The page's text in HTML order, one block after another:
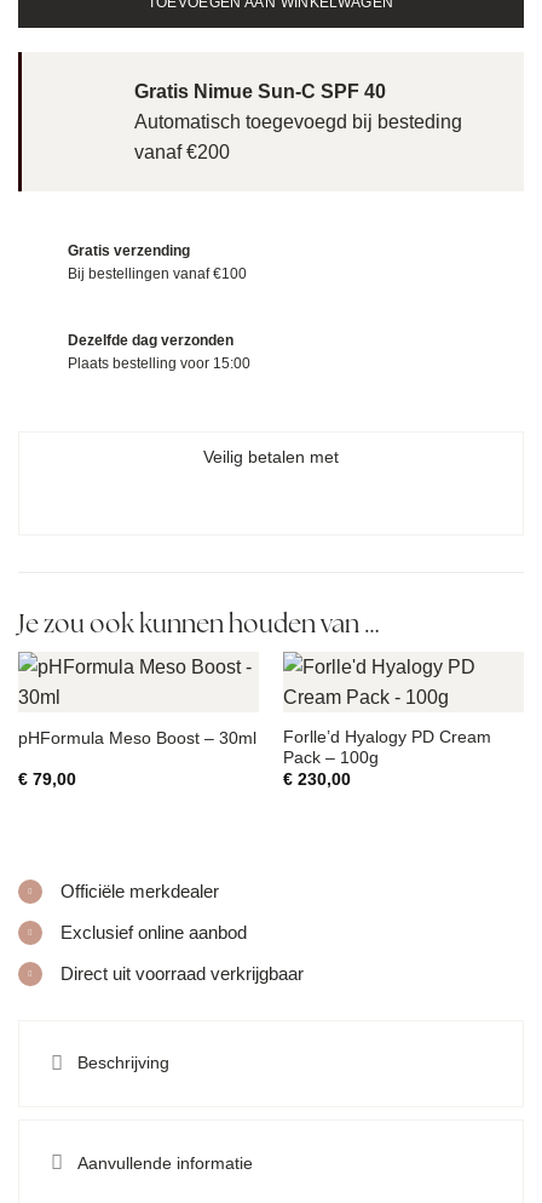
Gratis Nimue Sun-C SPF 40
Automatisch toegevoegd bij besteding
vanaf €200
Gratis verzending
Bij bestellingen vanaf €100
Dezelfde dag verzonden
Plaats bestelling voor 15:00
Veilig betalen met
Je zou ook kunnen houden van …
pHFormula Meso Boost – 30ml
€79,00
Forlle’d Hyalogy PD Cream
Pack – 100g
€230,00
Officiële merkdealer
Exclusief online aanbod
Direct uit voorraad verkrijgbaar
Beschrijving
Aanvullende informatie